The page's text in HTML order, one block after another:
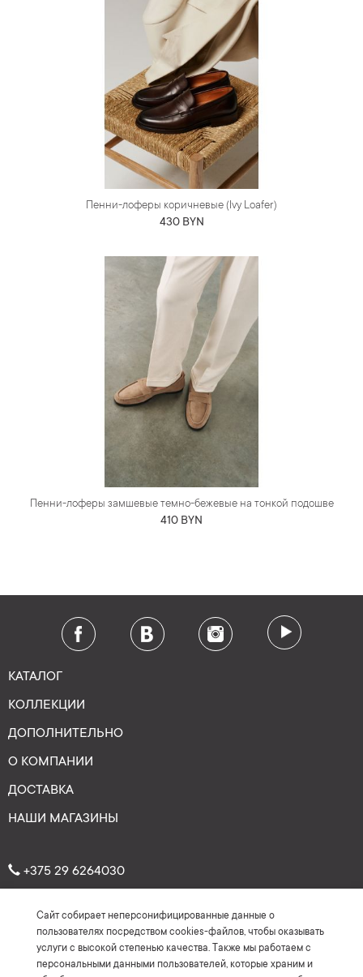
Пенни-лоферы коричневые (Ivy Loafer)
430 BYN
Пенни-лоферы замшевые темно-бежевые на тонкой подошве
410 BYN
КАТАЛОГ
КОЛЛЕКЦИИ
ДОПОЛНИТЕЛЬНО
О КОМПАНИИ
ДОСТАВКА
НАШИ МАГАЗИНЫ
+375 29 6264030
Рейтинг: 4.7 ★ ★★ ★★
(На основе более 150 отзывов)
Сайт собирает неперсонифицированные данные о
пользователях посредством cookies-файлов, чтобы оказывать
услуги с высокой степенью качества. Также мы работаем с
персональными данными пользователей, которые храним и